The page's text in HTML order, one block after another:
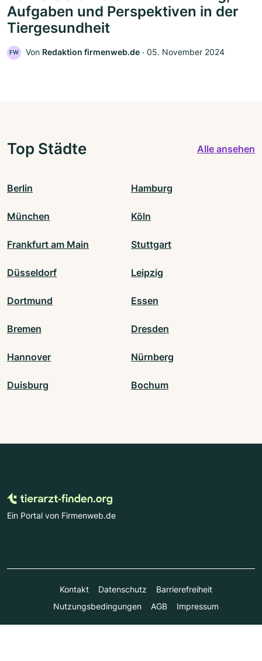
Aufgaben und Perspektiven in der
Tiergesundheit
FW Von Redaktion firmenweb.de ‧ 05. November 2024
Top Städte Alle ansehen
Berlin Hamburg
München Köln
Frankfurt am Main Stuttgart
Düsseldorf Leipzig
Dortmund Essen
Bremen Dresden
Hannover Nürnberg
Duisburg Bochum
Ein Portal von Firmenweb.de
Kontakt Datenschutz
Barrierefreiheit
Nutzungsbedingungen
AGB Impressum